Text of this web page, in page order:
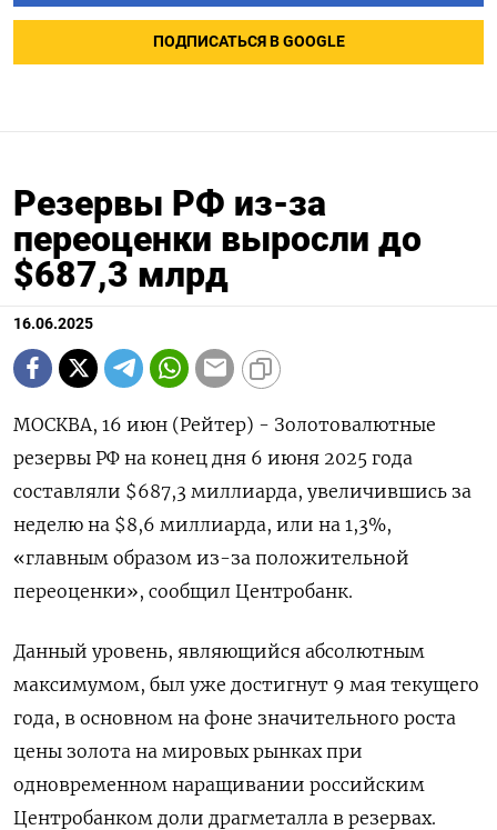
ПОДПИСАТЬСЯ В GOOGLE
Резервы РФ из-за
переоценки выросли до
$687,3 млрд
16.06.2025
МОСКВА, 16 июн (Рейтер) - Золотовалютные
резервы РФ на конец дня 6 июня 2025 года
составляли $687,3 миллиарда, увеличившись за
неделю на $8,6 миллиарда, или на 1,3%,
«главным образом из-за положительной
переоценки», сообщил Центробанк.
Данный уровень, являющийся абсолютным
максимумом, был уже достигнут 9 мая текущего
года, в основном на фоне значительного роста
цены золота на мировых рынках при
одновременном наращивании российским
Центробанком доли драгметалла в резервах.